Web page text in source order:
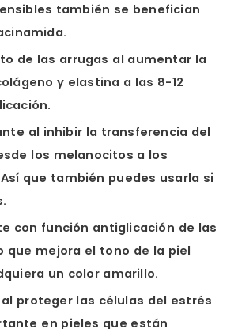
también se benefician
de las arrugas al aumentar la
y elastina a las 8-12
al inhibir la transferencia del
los melanocitos a los
que también puedes usarla si
con función antiglicación de las
que mejora el tono de la piel
un color amarillo.
proteger las células del estrés
en pieles que están